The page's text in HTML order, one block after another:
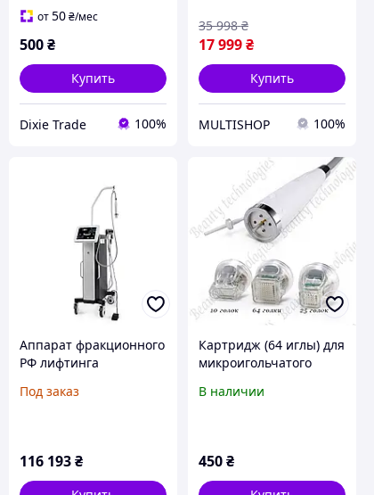
от50 ₴/мес
500 ₴
Купить
Dixie Trade 100%
рельефа кожи Аппарат
для омоложения
17 999₴
35 998 ₴
Купить
MULTISHOP 100%
Аппарат фракционного
РФ лифтинга
матричный 4 в 1
Под заказ
116 193 ₴
Картридж (64 иглы) для
микроигольчатого
лифтинга
В наличии
450₴